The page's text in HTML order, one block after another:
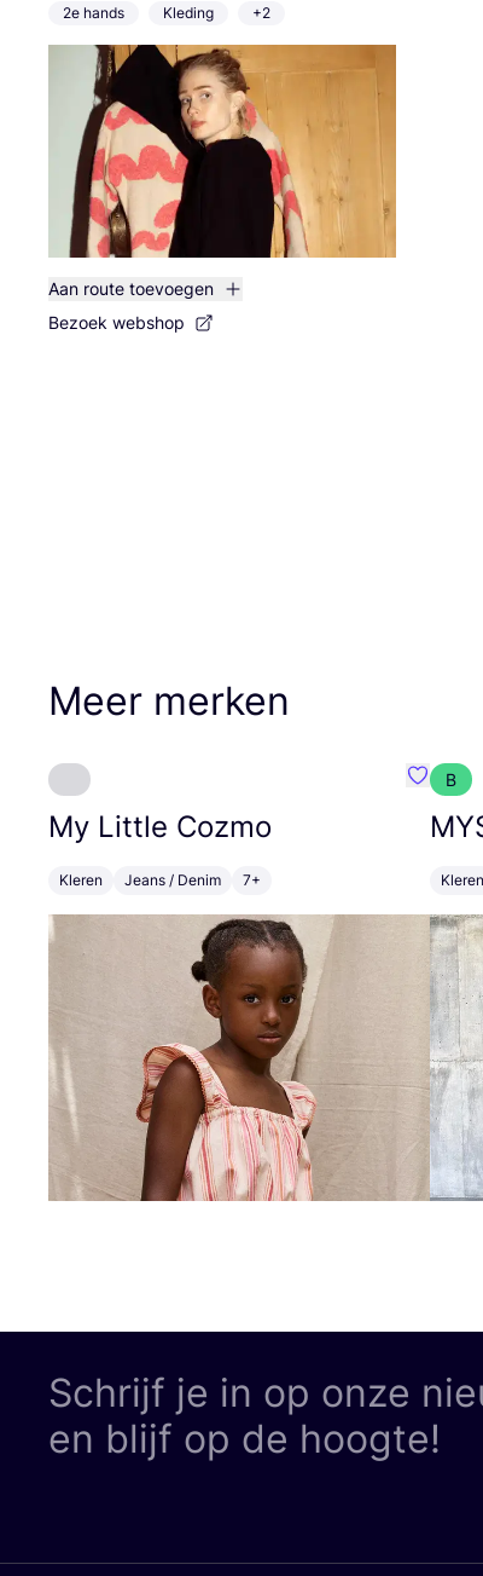
2e hands Kleding +2
Aan route toevoegen
Bezoek webshop
Meer merken
My Little Cozmo
Kleren Jeans / Denim 7+
B
Kleren
Schrijf je in op onze
en blijf op de hoogte!